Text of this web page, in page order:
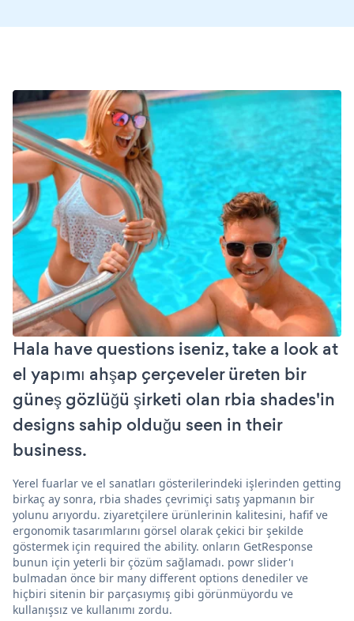
Hala have questions iseniz, take a look at
el yapımı ahşap çerçeveler üreten bir
güneş gözlüğü şirketi olan rbia shades'in
designs sahip olduğu seen in their
business.
Yerel fuarlar ve el sanatları gösterilerindeki işlerinden getting
birkaç ay sonra, rbia shades çevrimiçi satış yapmanın bir
yolunu arıyordu. ziyaretçilere ürünlerinin kalitesini, hafif ve
ergonomik tasarımlarını görsel olarak çekici bir şekilde
göstermek için required the ability. onların GetResponse
bunun için yeterli bir çözüm sağlamadı. powr slider'ı
bulmadan önce bir many different options denediler ve
hiçbiri sitenin bir parçasıymış gibi görünmüyordu ve
kullanışsız ve kullanımı zordu.